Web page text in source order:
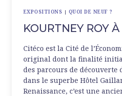
EXPOSITIONS | QUOI DE NEUF ?
KOURTNEY ROY
Citéco est la Cité de
original dont la finalité
des parcours de découverte
dans le superbe Hôtel
Renaissance, c’est une